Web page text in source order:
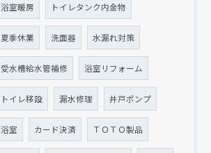
浴室暖房 トイレタンク内金物
夏季休業 洗面器 水漏れ対策
受水槽給水管補修 浴室リフォーム
トイレ移設 漏水修理 井戸ポンプ
浴室 カード決済 ＴＯＴＯ製品